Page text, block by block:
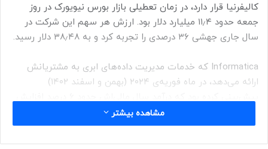
کالیفرنیا قرار دارد، در زمان تعطیلی بازار بورس نیویورک در روز
جمعه حدود ۱۱٫۴ میلیارد دلار بود. ارزش هر سهم این شرکت در
سال جاری جهشی ۳۶ درصدی را تجربه کرد و به ۳۸٫۴۸ دلار رسید.
Informatica که خدمات مدیریت داده‌های ابری به مشتریانش
ارائه می‌دهد، در ماه فوریه‌ی ۲۰۲۴ (بهمن و اسفند ۱۴۰۲)
سال گذشته پس‌ از فشار سهام‌داران فعال برای مدیریت کارآمدتر،
مشاهده بیشتر